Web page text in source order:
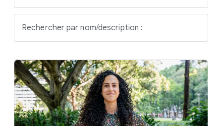
Rechercher par nom/description :